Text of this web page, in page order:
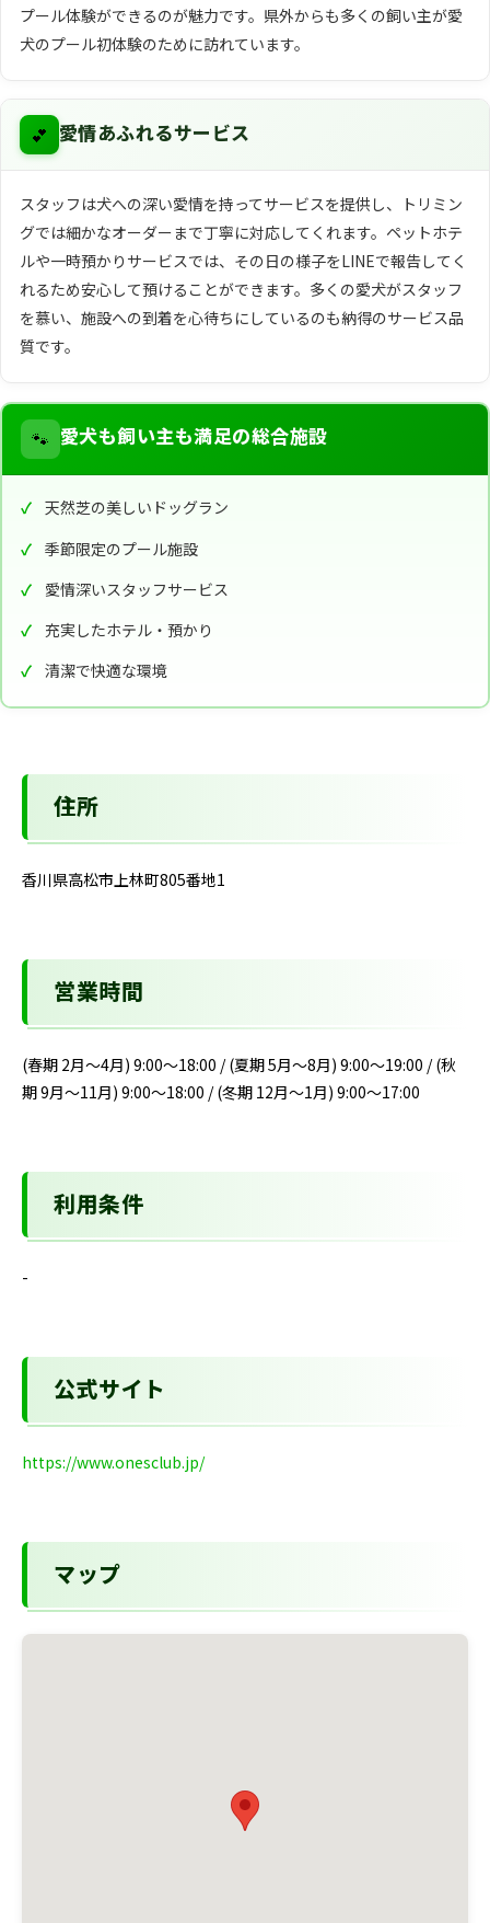
プール体験ができるのが魅力です。県外からも多くの飼い主が愛
犬のプール初体験のために訪れています。
💕 愛情あふれるサービス
スタッフは犬への深い愛情を持ってサービスを提供し、トリミン
グでは細かなオーダーまで丁寧に対応してくれます。ペットホテ
ルや一時預かりサービスでは、その日の様子をLINEで報告してく
れるため安心して預けることができます。多くの愛犬がスタッフ
を慕い、施設への到着を心待ちにしているのも納得のサービス品
質です。
🐾 愛犬も飼い主も満足の総合施設
天然芝の美しいドッグラン
季節限定のプール施設
愛情深いスタッフサービス
充実したホテル・預かり
清潔で快適な環境
住所
香川県高松市上林町805番地1
営業時間
(春期 2月～4月) 9:00～18:00 / (夏期 5月～8月) 9:00～19:00 / (秋
期 9月～11月) 9:00～18:00 / (冬期 12月～1月) 9:00～17:00
利用条件
-
公式サイト
https://www.onesclub.jp/
マップ